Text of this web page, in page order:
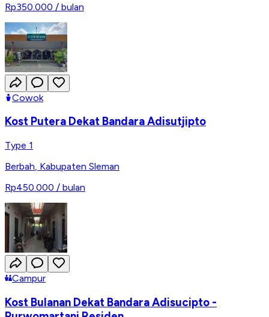
Rp350.000 / bulan
Cowok
Kost Putera Dekat Bandara Adisutjipto
Type 1
Berbah, Kabupaten Sleman
Rp450.000 / bulan
Campur
Kost Bulanan Dekat Bandara Adisucipto -